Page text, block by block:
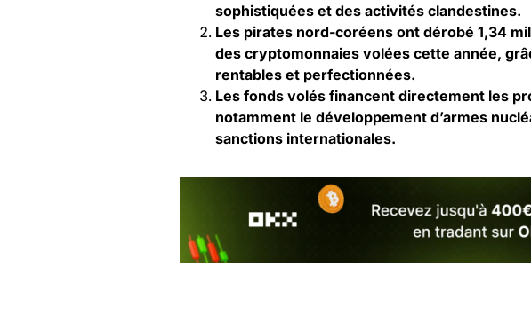
sophistiquées et des activités clandestines.
Les pirates nord-coréens ont dérobé 1,34
des cryptomonnaies volées cette année,
rentables et perfectionnées.
Les fonds volés financent directement les
notamment le développement d’armes
sanctions internationales.